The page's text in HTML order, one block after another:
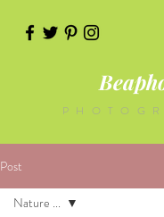
Post
Nature ...